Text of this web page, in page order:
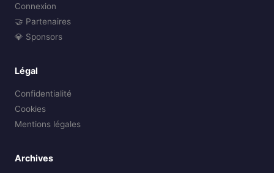
Connexion
🤝 Partenaires
💎 Sponsors
Légal
Confidentialité
Cookies
Mentions légales
Archives